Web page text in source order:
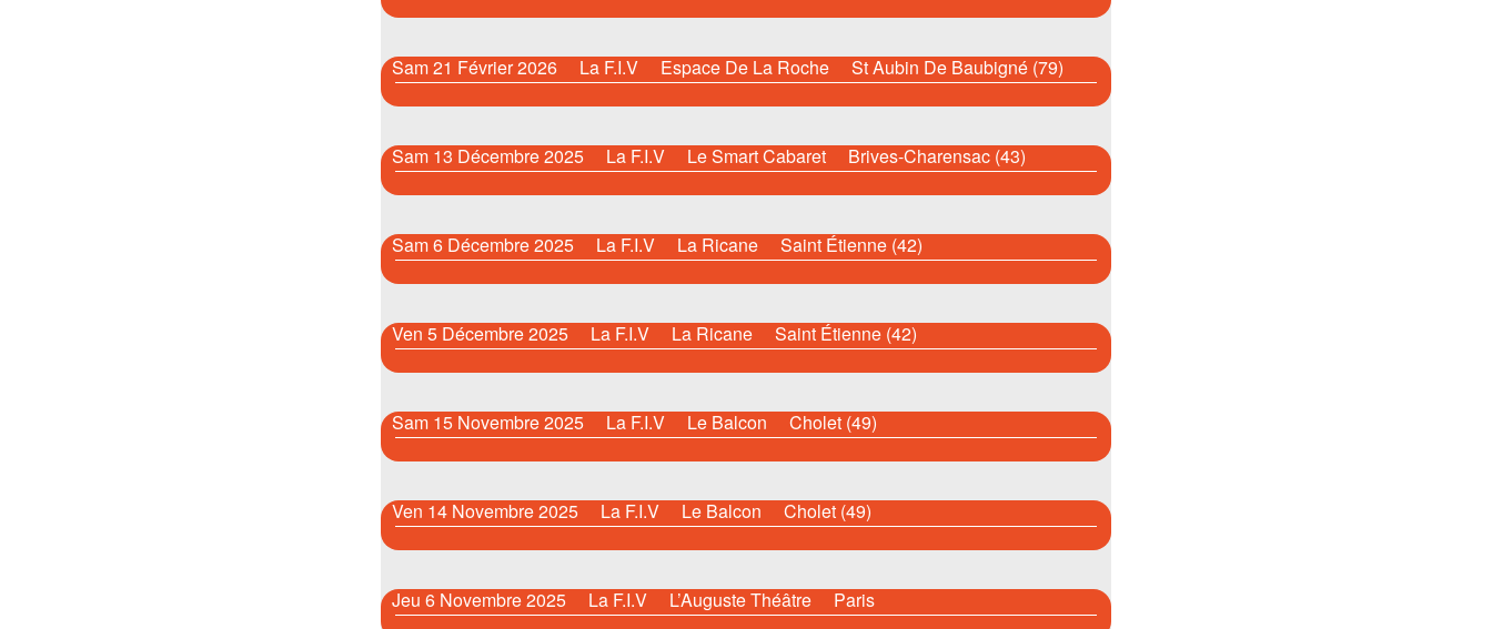
Sam 21 Février 2026 La F.I.V Espace De La Roche St Aubin De Baubigné (79)
Sam 13 Décembre 2025 La F.I.V Le Smart Cabaret Brives-Charensac (43)
Sam 6 Décembre 2025 La F.I.V La Ricane Saint Étienne (42)
Ven 5 Décembre 2025 La F.I.V La Ricane Saint Étienne (42)
Sam 15 Novembre 2025 La F.I.V Le Balcon Cholet (49)
Ven 14 Novembre 2025 La F.I.V Le Balcon Cholet (49)
Jeu 6 Novembre 2025 La F.I.V L’Auguste Théâtre Paris